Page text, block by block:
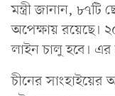
মন্ত্রী জানান,
অপেক্ষায় রয়েছে।
লাইন চালু হবে।
চীনের সাংহাইয়ের